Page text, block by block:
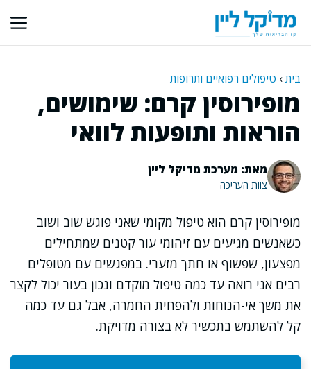
לתוכן
בית› טיפולים רפואיים ותרופות
מופירוסין קרם: שימושים,
הוראות ותופעות לוואי
מאת: מערכת מדיקל ליין
צוות העריכה
מופירוסין קרם הוא טיפול מקומי שאני פוגש שוב ושוב
כשאנשים מגיעים עם זיהומי עור קטנים שמתחילים
מפצעון, שפשוף או חתך מזערי. במפגשים עם מטופלים
רבים אני רואה עד כמה טיפול מוקדם ונכון בעור יכול לקצר
את משך אי-הנוחות ולהפחית החמרה, אבל גם עד כמה
קל להשתמש בתכשיר לא בצורה מדויקת.